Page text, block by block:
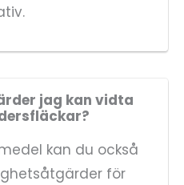
jag kan vidta
kan du också
för